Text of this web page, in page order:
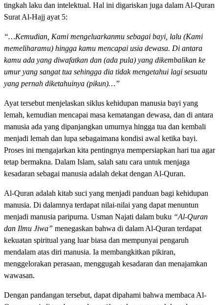
tingkah laku dan intelektual. Hal ini digariskan juga dalam Al-Quran
Surat Al-Hajj ayat 5:
“…Kemudian, Kami mengeluarkanmu sebagai bayi, lalu (Kami
memeliharamu) hingga kamu mencapai usia dewasa. Di antara
kamu ada yang diwafatkan dan (ada pula) yang dikembalikan ke
umur yang sangat tua sehingga dia tidak mengetahui lagi sesuatu
yang pernah diketahuinya (pikun)…”
Ayat tersebut menjelaskan siklus kehidupan manusia bayi yang
lemah, kemudian mencapai masa kematangan dewasa, dan di antara
manusia ada yang dipanjangkan umurnya hingga tua dan kembali
menjadi lemah dan lupa sebagaimana kondisi awal ketika bayi.
Proses ini mengajarkan kita pentingnya mempersiapkan hari tua agar
tetap bermakna. Dalam Islam, salah satu cara untuk menjaga
kesadaran sebagai manusia adalah dekat dengan Al-Quran.
Al-Quran adalah kitab suci yang menjadi panduan bagi kehidupan
manusia. Di dalamnya terdapat nilai-nilai yang dapat menuntun
menjadi manusia paripurna. Usman Najati dalam buku “Al-Quran
dan Ilmu Jiwa” menegaskan bahwa di dalam Al-Quran terdapat
kekuatan spiritual yang luar biasa dan mempunyai pengaruh
mendalam atas diri manusia. Ia membangkitkan pikiran,
menggelorakan perasaan, menggugah kesadaran dan menajamkan
wawasan.
Dengan pandangan tersebut, dapat dipahami bahwa membaca Al-